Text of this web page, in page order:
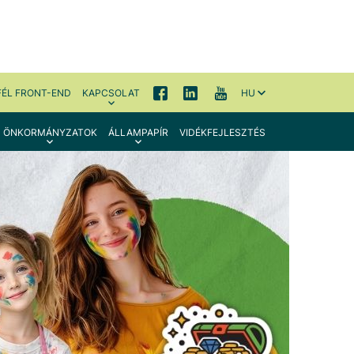
FRONT-END KAPCSOLAT HU
ÖNKORMÁNYZATOK ÁLLAMPAPÍR VIDÉKFEJLESZTÉS